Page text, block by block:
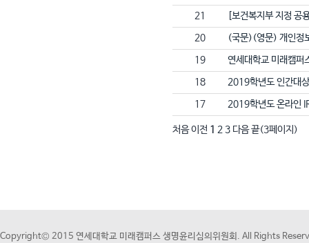
21
[보건복지부 지정 공
20
(국문)(영문) 개인정
19
연세대학교 미래캠퍼
18
2019학년도 인간대
17
2019학년도 온라인
처음이전 1 2 3 다음끝(3페이지)
Copyright© 2015 연세대학교 미래캠퍼스 생명윤리심의위원회. All Rights